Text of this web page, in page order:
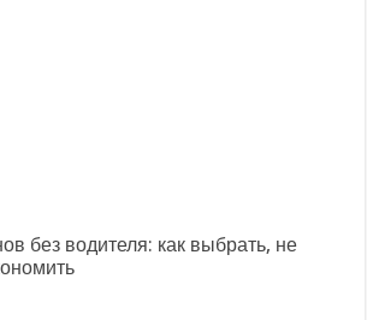
без водителя: как выбрать, не